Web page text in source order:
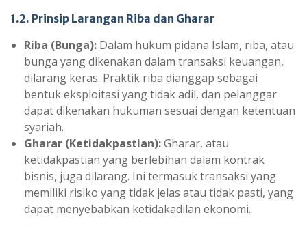
1.2. Prinsip Larangan Riba dan Gharar
Riba (Bunga): Dalam hukum pidana Islam, riba, atau
bunga yang dikenakan dalam transaksi keuangan,
dilarang keras. Praktik riba dianggap sebagai
bentuk eksploitasi yang tidak adil, dan pelanggar
dapat dikenakan hukuman sesuai dengan ketentuan
syariah.
Gharar (Ketidakpastian):Gharar, atau
ketidakpastian yang berlebihan dalam kontrak
bisnis, juga dilarang. Ini termasuk transaksi yang
memiliki risiko yang tidak jelas atau tidak pasti, yang
dapat menyebabkan ketidakadilan ekonomi.